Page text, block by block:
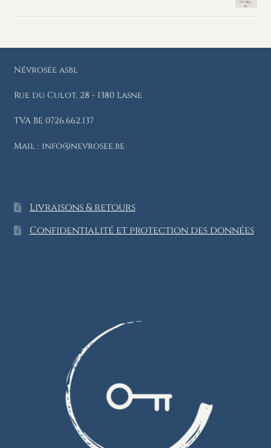
Névrosée asbl
Rue du Culot, 28 - 1380 Lasne
TVA BE 0726.662.137
Mail : info@nevrosee.be
Livraisons & retours
Confidentialité et protection des données